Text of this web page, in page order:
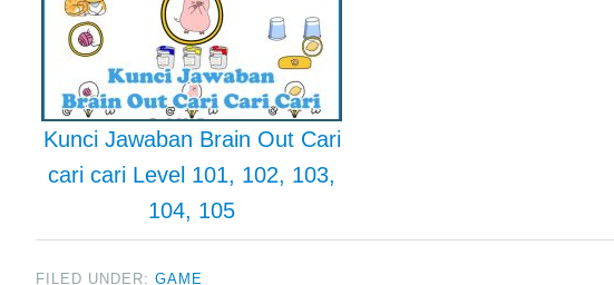
Kunci Jawaban Brain Out Cari
cari cari Level 101, 102, 103,
104, 105
FILED UNDER: GAME